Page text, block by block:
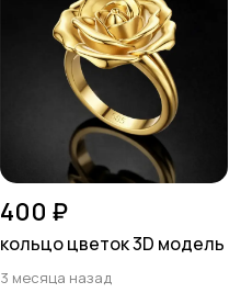
400 ₽
кольцо цветок 3D модель
3 месяца назад